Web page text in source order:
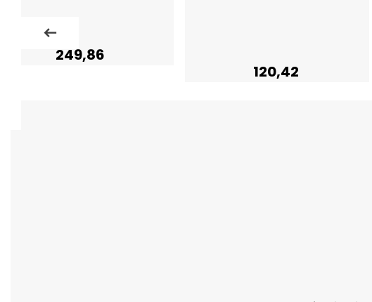
249,86
120,42